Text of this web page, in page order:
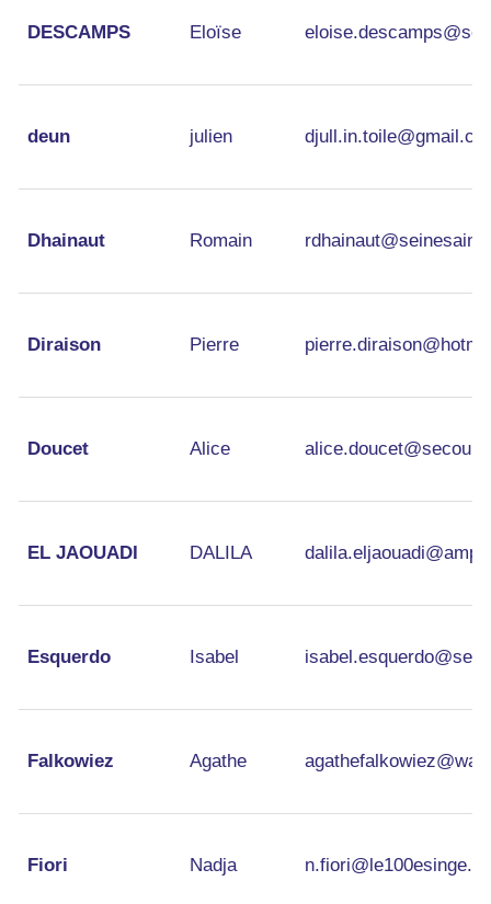
DESCAMPS Eloïse
deun julien
Dhainaut Romain
Diraison Pierre
Doucet Alice
EL JAOUADI DALILA
Esquerdo Isabel
Falkowiez Agathe
Fiori Nadja